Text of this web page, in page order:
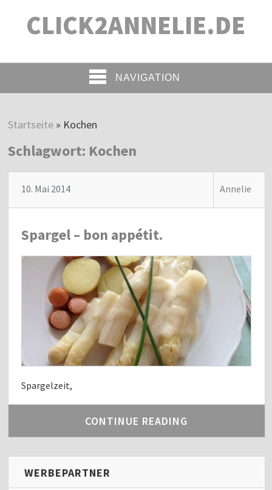
CLICK2ANNELIE.DE
NAVIGATION
Startseite » Kochen
Schlagwort: Kochen
10. Mai 2014 Annelie
Spargel – bon appétit.
Spargelzeit,
CONTINUE READING
WERBEPARTNER